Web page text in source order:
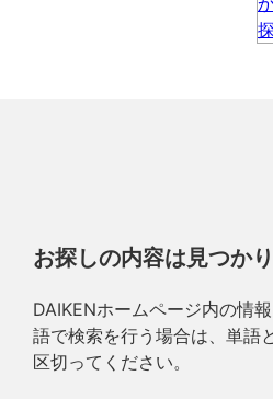
お探しの内容は見つか
DAIKENホームページ内の情
語で検索を行う場合は、単語
区切ってください。